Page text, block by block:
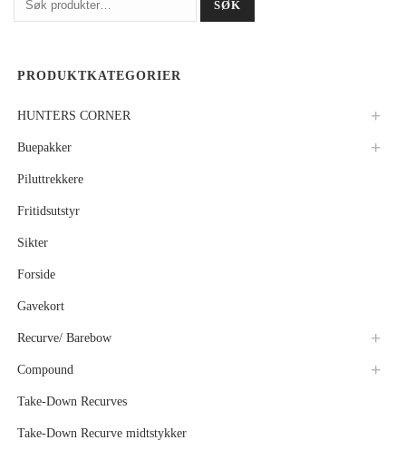
etter:
SØK
PRODUKTKATEGORIER
HUNTERS CORNER
Buepakker
Piluttrekkere
Fritidsutstyr
Sikter
Forside
Gavekort
Recurve/ Barebow
Compound
Take-Down Recurves
Take-Down Recurve midtstykker